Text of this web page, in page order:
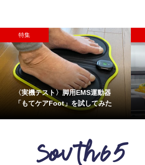
特集
〈実機テスト〉脚用EMS運動器
「もてケアFoot」を試してみた